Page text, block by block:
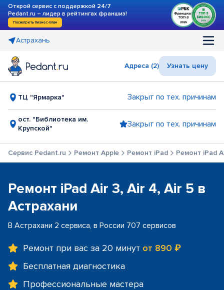
Открой сервис с поддержкой 24/7
Pedant.ru – лидер в рейтингах франшиз!
Посмотреть бизнес-план
Астрахань
Адреса (2) Узнать цену
ТЦ "Ярмарка" Закрыт по тех. причинам
ост. "Библиотека им.
Крупской"
Закрыт по тех. причинам
Сервис Pedant.ru Ремонт Apple Ремонт iPad Ремонт iPad
Ремонт iPad Air 3, Air 4, Air 5 в
Астрахани
В Астрахани 2 сервиса, в России 707 сервисов
Ремонт при вас за 20 минут от 890 ₽
Бесплатная диагностика
Профессиональные мастера